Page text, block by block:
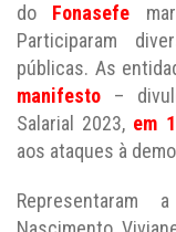
do Fonasefe
Participaram
públicas. As
manifesto –
Salarial 2023, em
aos ataques à
Representaram